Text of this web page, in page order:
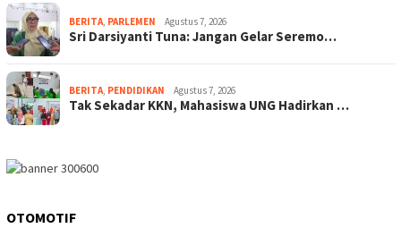
BERITA, PARLEMEN Agustus 7, 2026
Sri Darsiyanti Tuna: Jangan Gelar Seremo…
BERITA, PENDIDIKAN Agustus 7, 2026
Tak Sekadar KKN, Mahasiswa UNG Hadirkan …
OTOMOTIF